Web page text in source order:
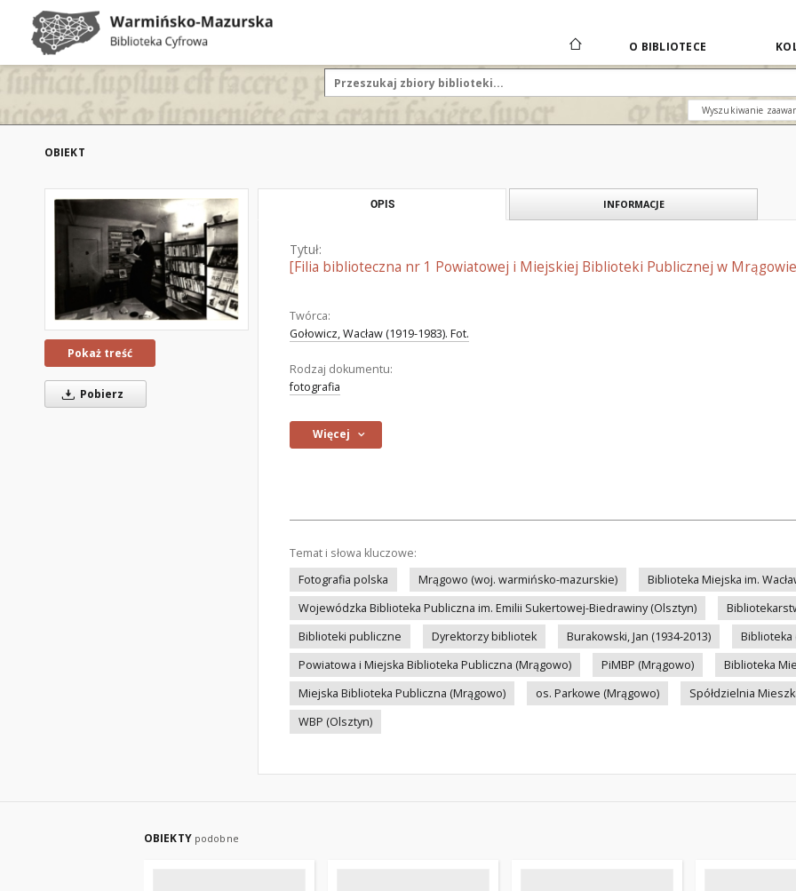
O BIBLIOTECE
Wyszukiwanie
OBIEKT
Pokaż treść
Pobierz
OPIS INFORMACJE
Tytuł:
[Filia biblioteczna nr 1 Powiatowej i Miejskiej Biblioteki Publicznej w
Twórca:
Gołowicz, Wacław (1919-1983). Fot.
Rodzaj dokumentu:
fotografia
Więcej
Temat i słowa kluczowe:
Fotografia polska
Mrągowo (woj. warmińsko-mazurskie)
Biblioteka Miejska im.
Wojewódzka Biblioteka Publiczna im. Emilii Sukertowej-Biedrawiny (Olsztyn)
Biblioteki publiczne
Dyrektorzy bibliotek Burakowski, Jan (1934-2013)
Biblioteka
Powiatowa i Miejska Biblioteka Publiczna (Mrągowo)
PiMBP (Mrągowo)
Biblioteka
Miejska Biblioteka Publiczna (Mrągowo)
os. Parkowe (Mrągowo)
Spółdzielnia
WBP (Olsztyn)
OBIEKTY podobne